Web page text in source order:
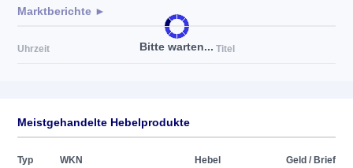
Bitte warten...
Marktberichte ►
Uhrzeit Titel
Meistgehandelte Hebelprodukte
Typ WKN Hebel Geld / Brief